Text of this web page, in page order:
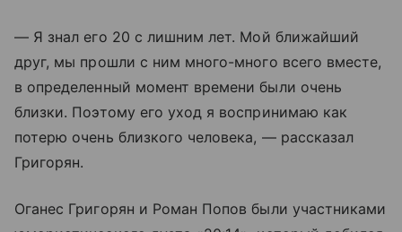
— Я знал его 20 с лишним лет. Мой ближайший
друг, мы прошли с ним много-много всего вместе,
в определенный момент времени были очень
близки. Поэтому его уход я воспринимаю как
потерю очень близкого человека, — рассказал
Григорян.
Оганес Григорян и Роман Попов были участниками